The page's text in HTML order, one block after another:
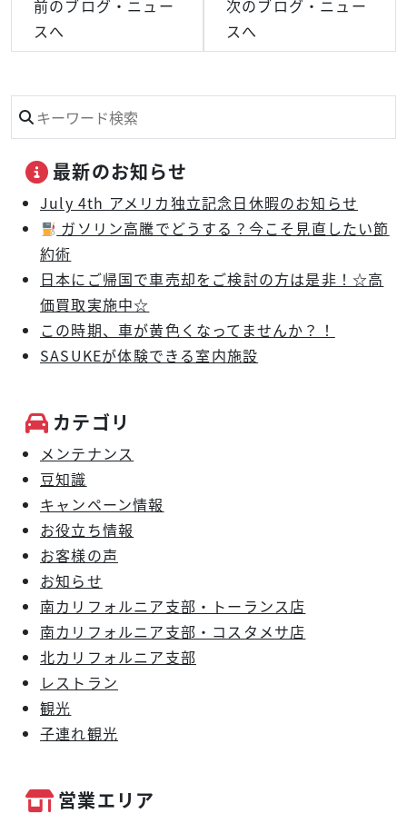
前のブログ・ニュー
スへ
次のブログ・ニュー
スへ
最新のお知らせ
July 4th アメリカ独立記念日休暇のお知らせ
ガソリン高騰でどうする？今こそ見直したい節
約術
日本にご帰国で車売却をご検討の方は是非！☆高
価買取実施中☆
この時期、車が黄色くなってませんか？！
SASUKEが体験できる室内施設
カテゴリ
メンテナンス
豆知識
キャンペーン情報
お役立ち情報
お客様の声
お知らせ
南カリフォルニア支部・トーランス店
南カリフォルニア支部・コスタメサ店
北カリフォルニア支部
レストラン
観光
子連れ観光
営業エリア